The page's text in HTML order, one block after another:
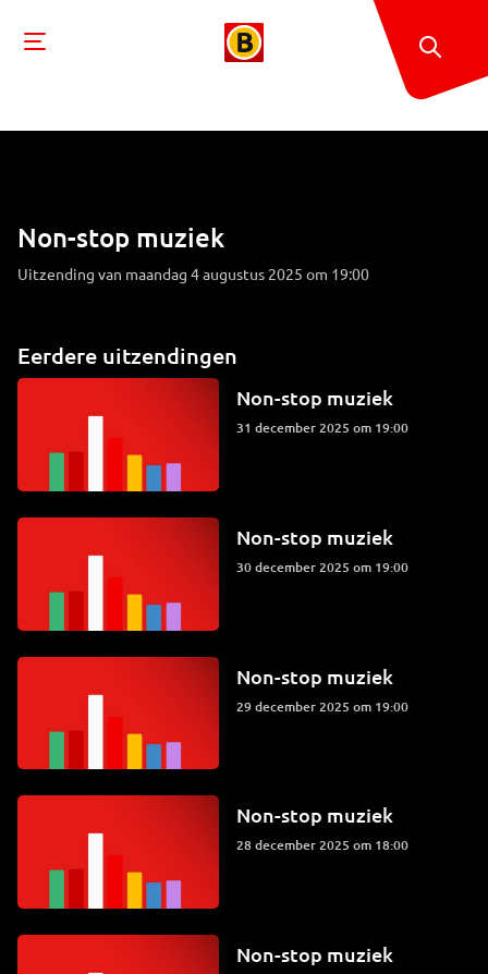
Non-stop muziek
Uitzending van maandag 4 augustus 2025 om 19:00
Eerdere uitzendingen
Non-stop muziek
31 december 2025 om 19:00
Non-stop muziek
30 december 2025 om 19:00
Non-stop muziek
29 december 2025 om 19:00
Non-stop muziek
28 december 2025 om 18:00
Non-stop muziek